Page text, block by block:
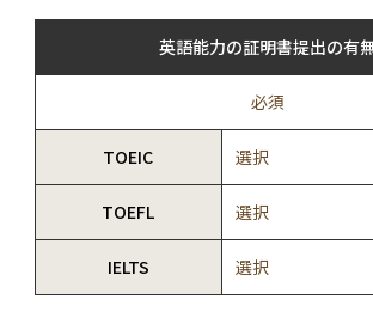
英語能力の証明書提出の有
必須
TOEIC 選択
TOEFL 選択
IELTS 選択